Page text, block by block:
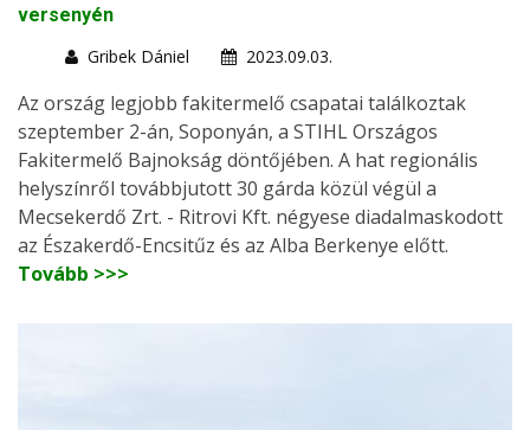
versenyén
Gribek Dániel
2023.09.03.
Az ország legjobb fakitermelő csapatai találkoztak
szeptember 2-án, Soponyán, a STIHL Országos
Fakitermelő Bajnokság döntőjében. A hat regionális
helyszínről továbbjutott 30 gárda közül végül a
Mecsekerdő Zrt. - Ritrovi Kft. négyese diadalmaskodott
az Északerdő-Encsitűz és az Alba Berkenye előtt.
Tovább >>>